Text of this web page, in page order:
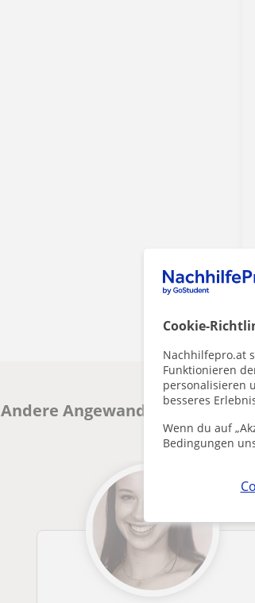
Cookie-
Nachhilfepro.at
Funktionieren
personalisieren
besseres
Wenn du auf
Bedingungen
Andere Angewandte